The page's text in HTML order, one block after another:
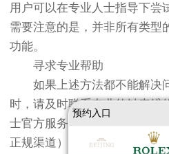
用户可以在专业人士指导下尝
需要注意的是，并非所有类型
功能。
寻求专业帮助
如果上述方法都不能解决
时，请及时联系专业的钟表维
士官方服务中心（尽管文中未
正规渠道）。专业人员可以为
预约入口